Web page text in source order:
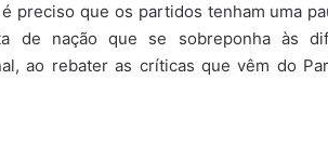
preciso que os partidos tenham uma
de nação que se sobreponha às
ao rebater as críticas que vêm do